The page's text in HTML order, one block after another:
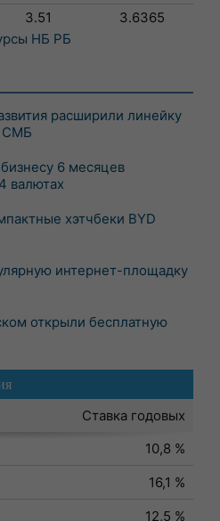
3.51
3.6365
НБ РБ
расширили линейку
СМБ
6 месяцев
валютах
хэтчбеки BYD
интернет-площадку
открыли бесплатную
Ставка годовых
10,8 %
16,1 %
12,5 %